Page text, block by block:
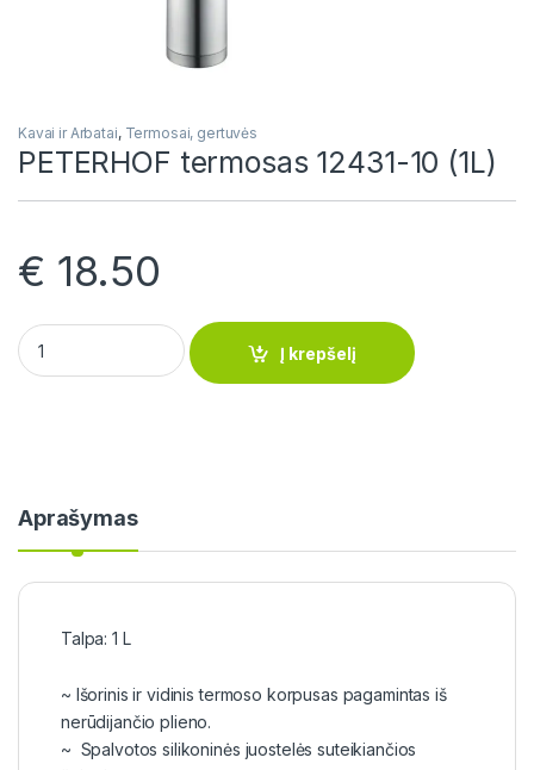
Kavai ir Arbatai, Termosai, gertuvės
PETERHOF termosas 12431-10 (1L)
€ 18.50
PETERHOF termosas 12431-10 (1L) quantity
Į krepšelį
Aprašymas
Talpa: 1 L
~ Išorinis ir vidinis termoso korpusas pagamintas iš
nerūdijančio plieno.
~ Spalvotos silikoninės juostelės suteikiančios